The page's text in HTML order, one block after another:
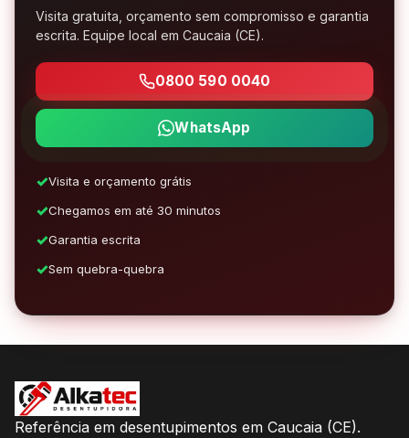
Visita gratuita, orçamento sem compromisso e garantia
escrita. Equipe local em Caucaia (CE).
0800 590 0040
WhatsApp
Visita e orçamento grátis
Chegamos em até 30 minutos
Garantia escrita
Sem quebra-quebra
Referência em desentupimentos em Caucaia (CE).